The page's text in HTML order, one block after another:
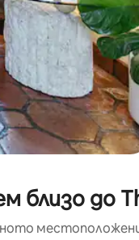
близо до